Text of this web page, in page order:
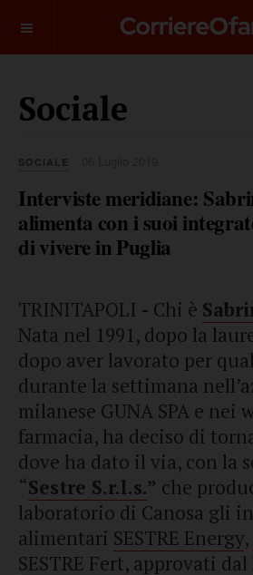
Sociale
SOCIALE
Interviste meridiane:
alimenta con i suoi
di vivere in Puglia
TRINITAPOLI - Chi è
Nata nel 1991, dopo la
dopo aver lavorato per
durante la settimana
milanese GUNA SPA e nei
farmacia, ha deciso di
dove ha dato il via, con la
“Sestre S.r.l.s.” che
laboratorio di Canosa gli
alimentari SESTRE Energy,
SESTRE Fert, approvati